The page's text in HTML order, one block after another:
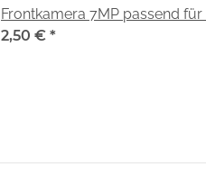
Frontkamera 7MP passend für
2,50 € *